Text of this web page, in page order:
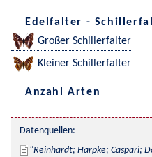
Edelfalter -
Großer Schillerfalter
Kleiner Schillerfalter
Anzahl Arten
Datenquellen:
Reinhardt; Harpke; Caspari;